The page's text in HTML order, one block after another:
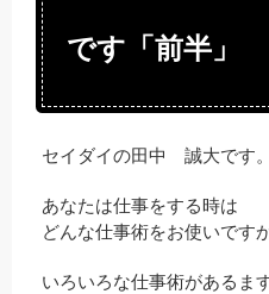
です「前半」
セイダイの田中 誠大です。
あなたは仕事をする時は
どんな仕事術をお使いです
いろいろな仕事術があるま